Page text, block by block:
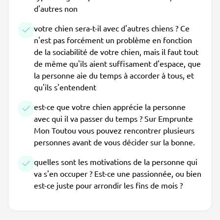
d'autres non
votre chien sera-t-il avec d'autres chiens ? Ce
n'est pas forcément un problème en fonction
de la sociabilité de votre chien, mais il faut tout
de même qu'ils aient suffisament d'espace, que
la personne aie du temps à accorder à tous, et
qu'ils s'entendent
est-ce que votre chien apprécie la personne
avec qui il va passer du temps ? Sur Emprunte
Mon Toutou vous pouvez rencontrer plusieurs
personnes avant de vous décider sur la bonne.
quelles sont les motivations de la personne qui
va s'en occuper ? Est-ce une passionnée, ou bien
est-ce juste pour arrondir les fins de mois ?